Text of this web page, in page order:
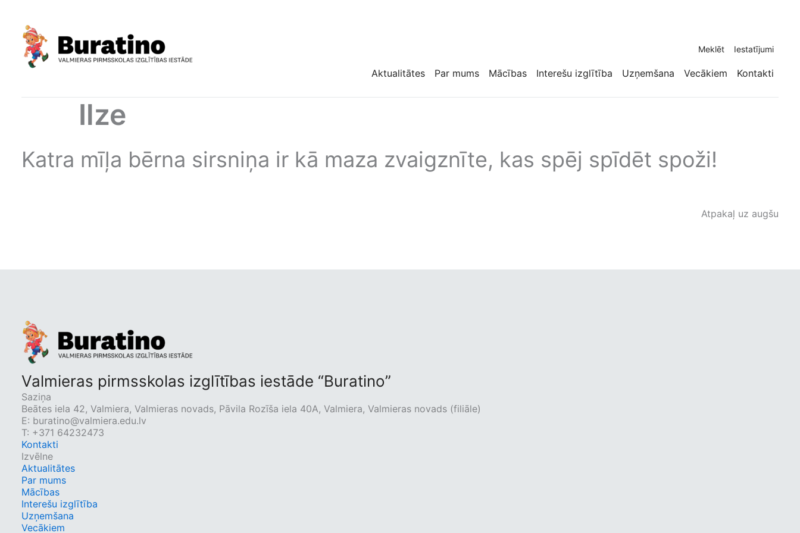
content
Meklēt Iestatījumi
Aktualitātes Par mums Mācības Interešu izglītība Uzņemšana Vecākiem Kontakti
Ilze
Katra mīļa bērna sirsniņa ir kā maza zvaigznīte, kas spēj spīdēt spoži!
Atpakaļ uz augšu
Valmieras pirmsskolas izglītības iestāde “Buratino”
Saziņa
Beātes iela 42, Valmiera, Valmieras novads, Pāvila Rozīša iela 40A, Valmiera, Valmieras novads (filiāle)
E: buratino@valmiera.edu.lv
T: +371 64232473
Kontakti
Izvēlne
Aktualitātes
Par mums
Mācības
Interešu izglītība
Uzņemšana
Vecākiem